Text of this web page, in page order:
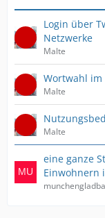
Login über
Netzwerke
Malte
Wortwahl
Malte
Malte
eine ganze
Einwohnern